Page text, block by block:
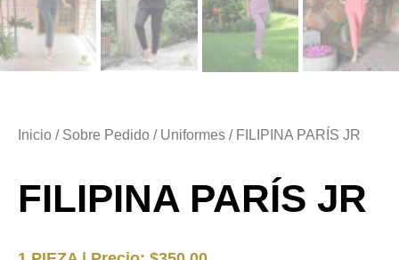
Inicio / Sobre Pedido / Uniformes / FILIPINA PARÍS JR
FILIPINA PARÍS JR